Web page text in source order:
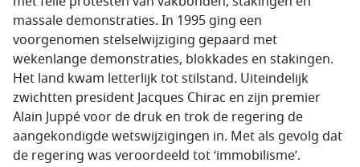
massale demonstraties. In 1995 ging een
voorgenomen stelselwijziging gepaard met
wekenlange demonstraties, blokkades en stakingen.
Het land kwam letterlijk tot stilstand. Uiteindelijk
zwichtten president Jacques Chirac en zijn premier
Alain Juppé voor de druk en trok de regering de
aangekondigde wetswijzigingen in. Met als gevolg dat
de regering was veroordeeld tot ‘immobilisme’.